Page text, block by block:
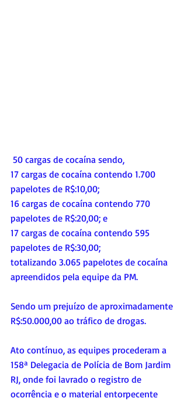
50 cargas de cocaína sendo,
17 cargas de cocaína contendo 1.700
papelotes de R$:10,00;
16 cargas de cocaína contendo 770
papelotes de R$:20,00; e
17 cargas de cocaína contendo 595
papelotes de R$:30,00;
totalizando 3.065 papelotes de cocaína
apreendidos pela equipe da PM.
Sendo um prejuízo de aproximadamente
R$:50.000,00 ao tráfico de drogas.
Ato contínuo, as equipes procederam a
158ª Delegacia de Polícia de Bom Jardim
RJ, onde foi lavrado o registro de
ocorrência e o material entorpecente